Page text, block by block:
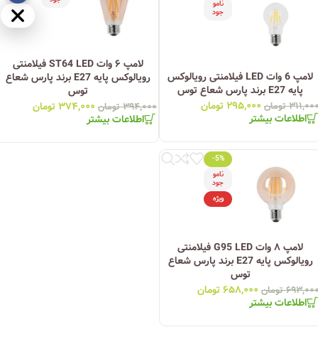
لامپ ۶ وات ST64 LED فیلامنتی
رویالوکس پایه E27 برند پارس شعاع
توس
۳۹۴,۰۰۰ تومان ۳۷۴,۰۰۰ تومان
اطلاعات بیشتر
نامو
جود
لامپ 6 وات LED فیلامنتی رویالوکس
پایه E27 برند پارس شعاع توس
تومان ۲۹۵,۰۰۰ تومان
اطلاعات بیشتر
-5%
نامو
جود
ویژه
لامپ ۸ وات G95 LED فیلامنتی
رویالوکس پایه E27 برند پارس شعاع
توس
تومان ۶۵۸,۰۰۰تومان
اطلاعات بیشتر